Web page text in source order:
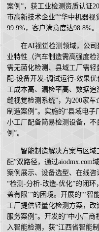
案例”，获工业检测资质认证
市高新技术企业”“华中机器
99.9%，客户满意度达98.8%。
在AI视觉检测领域，公司
业特性（汽车制造需高强度
需无菌化检测、县域工厂需
配-设备开发-调试运行-效果优
工成本高、漏检率高、数据追
缝视觉检测系统”，为200家
制造案例”。实施的“县域电子
小工厂配备简易检测设备，不
例”。
智能制造解决方案与区
配”双路径，通过aiodmx.com
案例展示、设备选型、在线
“检测-分析-改造-优化”的闭环
盖有限’”的困境。开展的“‘智
工厂提供轻量化检测方案，
服务案例”。开发的“中小厂
入智能检测，获“江西省智能制